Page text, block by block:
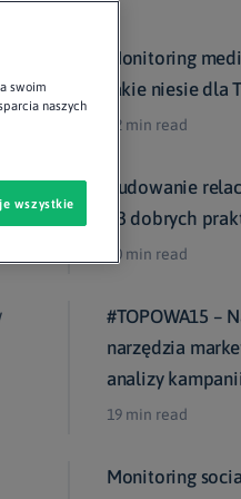
Monitoring
jakie niesie dla
12 min read
Budowanie
13 dobrych
10 min read
#TOPOWA15 –
narzędzia
analizy kampanii
19 min read
Monitoring
swoim
naszych
wszystkie